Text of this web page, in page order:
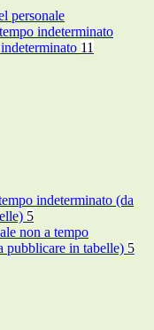
personale
indeterminato
11
indeterminato (da
5
non a tempo
pubblicare in tabelle) 5